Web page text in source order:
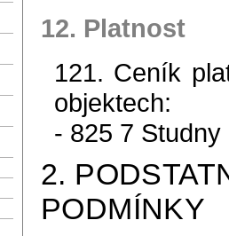
12. Platnost
121. Ceník
objektech:
- 825 7
2.
PODMÍNKY